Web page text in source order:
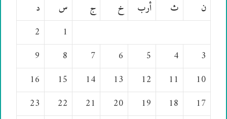
ن
ث أرب خ ج س
د
1
2
3
4
5
6
7
8
9
10
11
12
13
14
15
16
17
18
19
20
21
22
23